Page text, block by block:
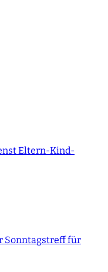
Eltern-Kind-
Sonntagstreff für